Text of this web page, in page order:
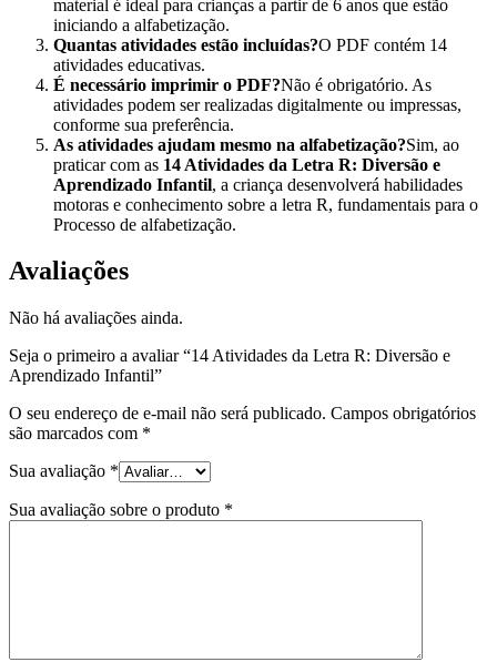
material é ideal para crianças a partir de 6 anos que estão
iniciando a alfabetização.
Quantas atividades estão incluídas?O PDF contém 14
atividades educativas.
É necessário imprimir o PDF?Não é obrigatório. As
atividades podem ser realizadas digitalmente ou impressas,
conforme sua preferência.
As atividades ajudam mesmo na alfabetização?Sim, ao
praticar com as 14 Atividades da Letra R: Diversão e
Aprendizado Infantil, a criança desenvolverá habilidades
motoras e conhecimento sobre a letra R, fundamentais para o
Processo de alfabetização.
Avaliações
Não há avaliações ainda.
Seja o primeiro a avaliar “14 Atividades da Letra R: Diversão e
Aprendizado Infantil”
O seu endereço de e-mail não será publicado. Campos obrigatórios
são marcados com *
Sua avaliação *
Sua avaliação sobre o produto *